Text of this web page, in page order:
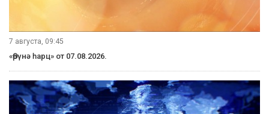
7 августа, 09:45
«Өрүнә һарц» от 07.08.2026.